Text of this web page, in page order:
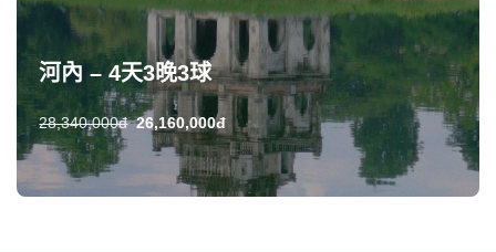
河內 – 4天3晚3球
28,340,000đ 26,160,000đ